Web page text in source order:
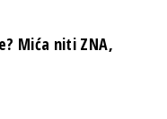
Mića niti ZNA,